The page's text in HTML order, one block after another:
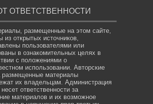
ОТВЕТСТВЕННОСТИ
размещенные на этом сайте,
из открытых источников,
пользователями или
в ознакомительных целях в
с положениями о
использовании. Авторские
размещенные материалы
их владельцам. Администрация
ответственности за
материалов и их возможное